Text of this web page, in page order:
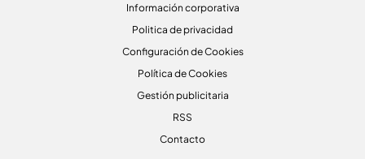
Información corporativa
Politica de privacidad
Configuración de Cookies
Política de Cookies
Gestión publicitaria
RSS
Contacto